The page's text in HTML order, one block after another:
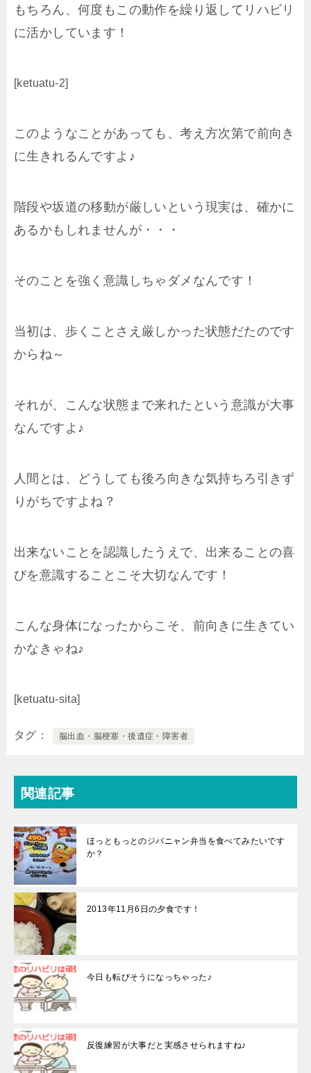
もちろん、何度もこの動作を繰り返してリハビリ
に活かしています！
[ketuatu-2]
このようなことがあっても、考え方次第で前向き
に生きれるんですよ♪
階段や坂道の移動が厳しいという現実は、確かに
あるかもしれませんが・・・
そのことを強く意識しちゃダメなんです！
当初は、歩くことさえ厳しかった状態だたのです
からね～
それが、こんな状態まで来れたという意識が大事
なんですよ♪
人間とは、どうしても後ろ向きな気持ちろ引きず
りがちですよね？
出来ないことを認識したうえで、出来ることの喜
びを意識することこそ大切なんです！
こんな身体になったからこそ、前向きに生きてい
かなきゃね♪
[ketuatu-sita]
タグ 脳出血・脳梗塞・後遺症・障害者
関連記事
ほっともっとのジバニャン弁当を食べてみたいです
か？
2013年11月6日の夕食です！
今日も転びそうになっちゃった♪
反復練習が大事だと実感させられますね♪